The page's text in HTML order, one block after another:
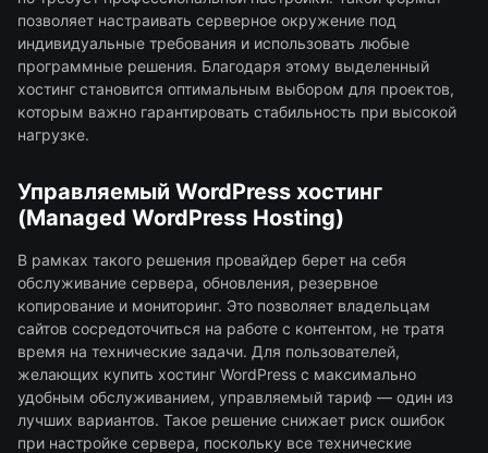
позволяет настраивать серверное окружение под
индивидуальные требования и использовать любые
программные решения. Благодаря этому выделенный
хостинг становится оптимальным выбором для проектов,
которым важно гарантировать стабильность при высокой
нагрузке.
Управляемый WordPress хостинг
(Managed WordPress Hosting)
В рамках такого решения провайдер берет на себя
обслуживание сервера, обновления, резервное
копирование и мониторинг. Это позволяет владельцам
сайтов сосредоточиться на работе с контентом, не тратя
время на технические задачи. Для пользователей,
желающих купить хостинг WordPress с максимально
удобным обслуживанием, управляемый тариф — один из
лучших вариантов. Такое решение снижает риск ошибок
при настройке сервера, поскольку все технические